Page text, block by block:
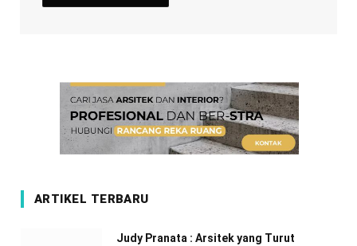
ARTIKEL TERBARU
Judy Pranata : Arsitek yang Turut